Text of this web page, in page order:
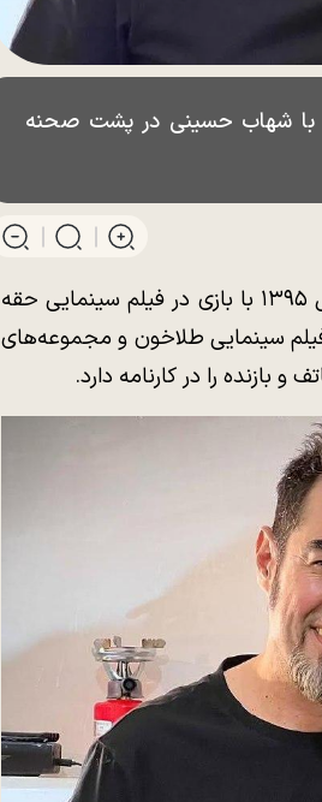
را با شهاب حسینی در پشت صحنه
ترنم کرمانیان متولد ۱۳۸۸، هنرپیشه است. او سال ۱۳۹۵ با بازی در فیلم سینمایی حقه
فیلم سینمایی طلاخون و مجموعه‌های
را در کارنامه دارد.